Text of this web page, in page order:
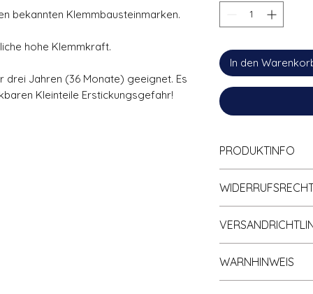
bekannten Klemmbausteinmarken.
hohe Klemmkraft.
drei Jahren (36 Monate) geeignet. Es
Kleinteile Erstickungsgefahr!
In den
PRODUKTINFO
Hohe Qualität;
Nichtabfärbend.
gleichnamigen
Richtlinien).
Bearbeitungszeit
bei ein bis
WARNHINWEIS